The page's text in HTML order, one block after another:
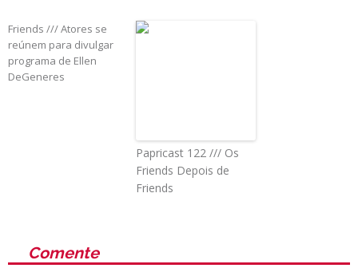
Friends /// Atores se
reúnem para divulgar
programa de Ellen
DeGeneres
Papricast 122 /// Os
Friends Depois de
Friends
Comente